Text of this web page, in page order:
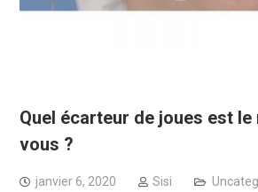
Quel écarteur de joues est le
vous ?
janvier 6, 2020 Sisi